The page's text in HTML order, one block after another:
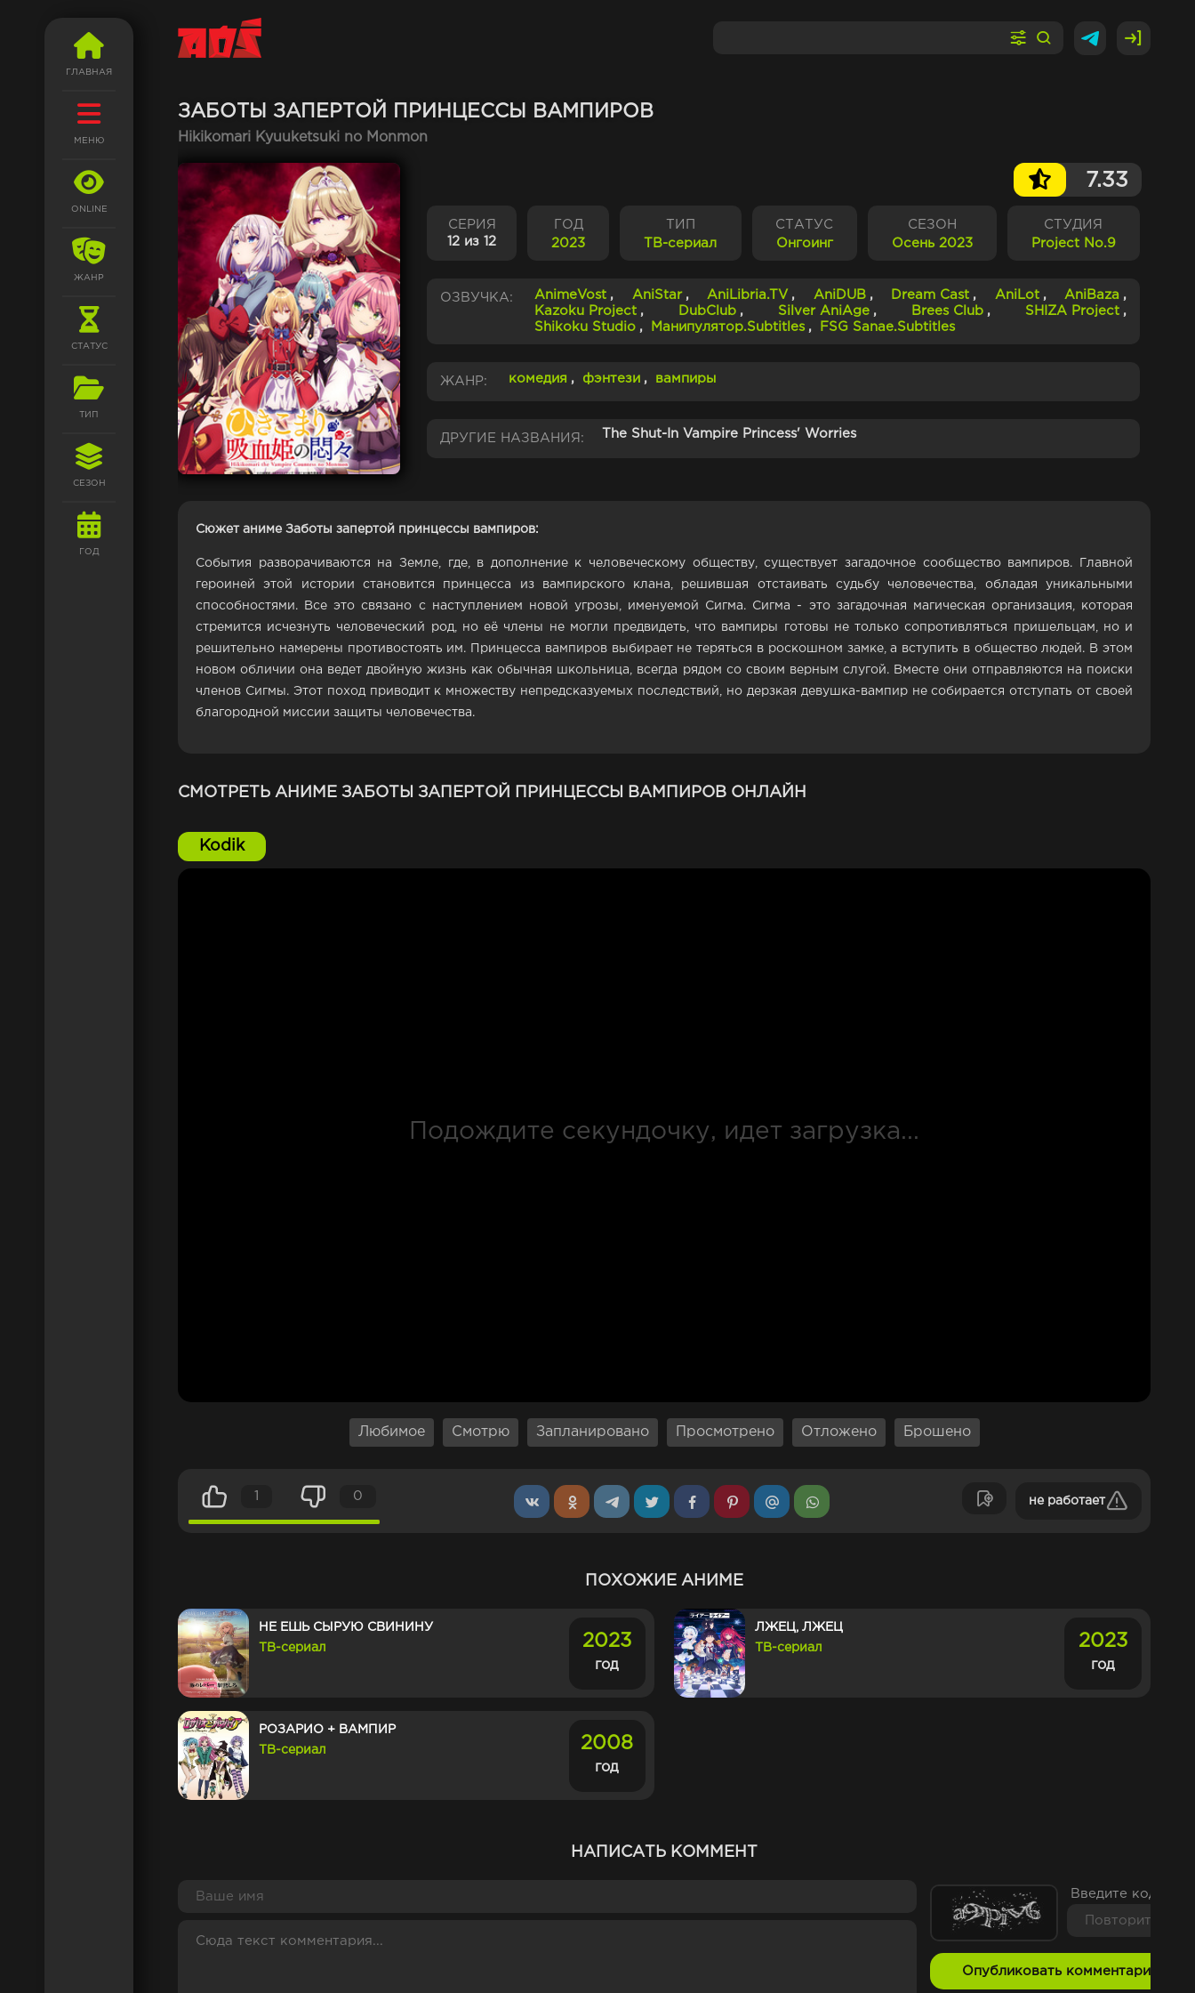
ГЛАВНАЯ
МЕНЮ
ONLINE
ЖАНР
СТАТУС
ТИП
СЕЗОН
ГОД
ЗАБОТЫ ЗАПЕРТОЙ ПРИНЦЕССЫ ВАМПИРОВ
Hikikomari Kyuuketsuki no Monmon
7.33
СЕРИЯ
12 из 12
ГОД
2023
ТИП
ТВ-сериал
СТАТУС
Онгоинг
СЕЗОН
Осень 2023
СТУДИЯ
Project No.9
ОЗВУЧКА: AnimeVost , AniStar , AniLibria.TV , AniDUB , Dream Cast , AniLot , AniBaza ,
Kazoku Project , DubClub , Silver AniAge , Brees Club , SHIZA Project ,
Shikoku Studio , Манипулятор.Subtitles , FSG Sanae.Subtitles
ЖАНР: комедия , фэнтези , вампиры
ДРУГИЕ НАЗВАНИЯ: The Shut-In Vampire Princess' Worries
Сюжет аниме Заботы запертой принцессы вампиров:
События разворачиваются на Земле, где, в дополнение к человеческому обществу, существует загадочное сообщество вампиров. Главной
героиней этой истории становится принцесса из вампирского клана, решившая отстаивать судьбу человечества, обладая уникальными
способностями. Все это связано с наступлением новой угрозы, именуемой Сигма. Сигма - это загадочная магическая организация, которая
стремится исчезнуть человеческий род, но её члены не могли предвидеть, что вампиры готовы не только сопротивляться пришельцам, но и
решительно намерены противостоять им. Принцесса вампиров выбирает не теряться в роскошном замке, а вступить в общество людей. В этом
новом обличии она ведет двойную жизнь как обычная школьница, всегда рядом со своим верным слугой. Вместе они отправляются на поиски
членов Сигмы. Этот поход приводит к множеству непредсказуемых последствий, но дерзкая девушка-вампир не собирается отступать от своей
благородной миссии защиты человечества.
СМОТРЕТЬ АНИМЕ ЗАБОТЫ ЗАПЕРТОЙ ПРИНЦЕССЫ ВАМПИРОВ ОНЛАЙН
Kodik
Любимое Смотрю Запланировано Просмотрено Отложено Брошено
1 0 не работает
ПОХОЖИЕ АНИМЕ
НЕ ЕШЬ СЫРУЮ СВИНИНУ
ТВ-сериал
2023
год
ЛЖЕЦ, ЛЖЕЦ
ТВ-сериал
2023
год
РОЗАРИО + ВАМПИР
ТВ-сериал
2008
год
НАПИСАТЬ КОММЕНТ
Введите код с
Опубликовать комментарий